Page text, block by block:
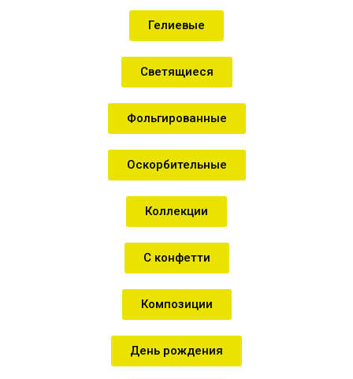
Гелиевые
Светящиеся
Фольгированные
Оскорбительные
Коллекции
С конфетти
Композиции
День рождения